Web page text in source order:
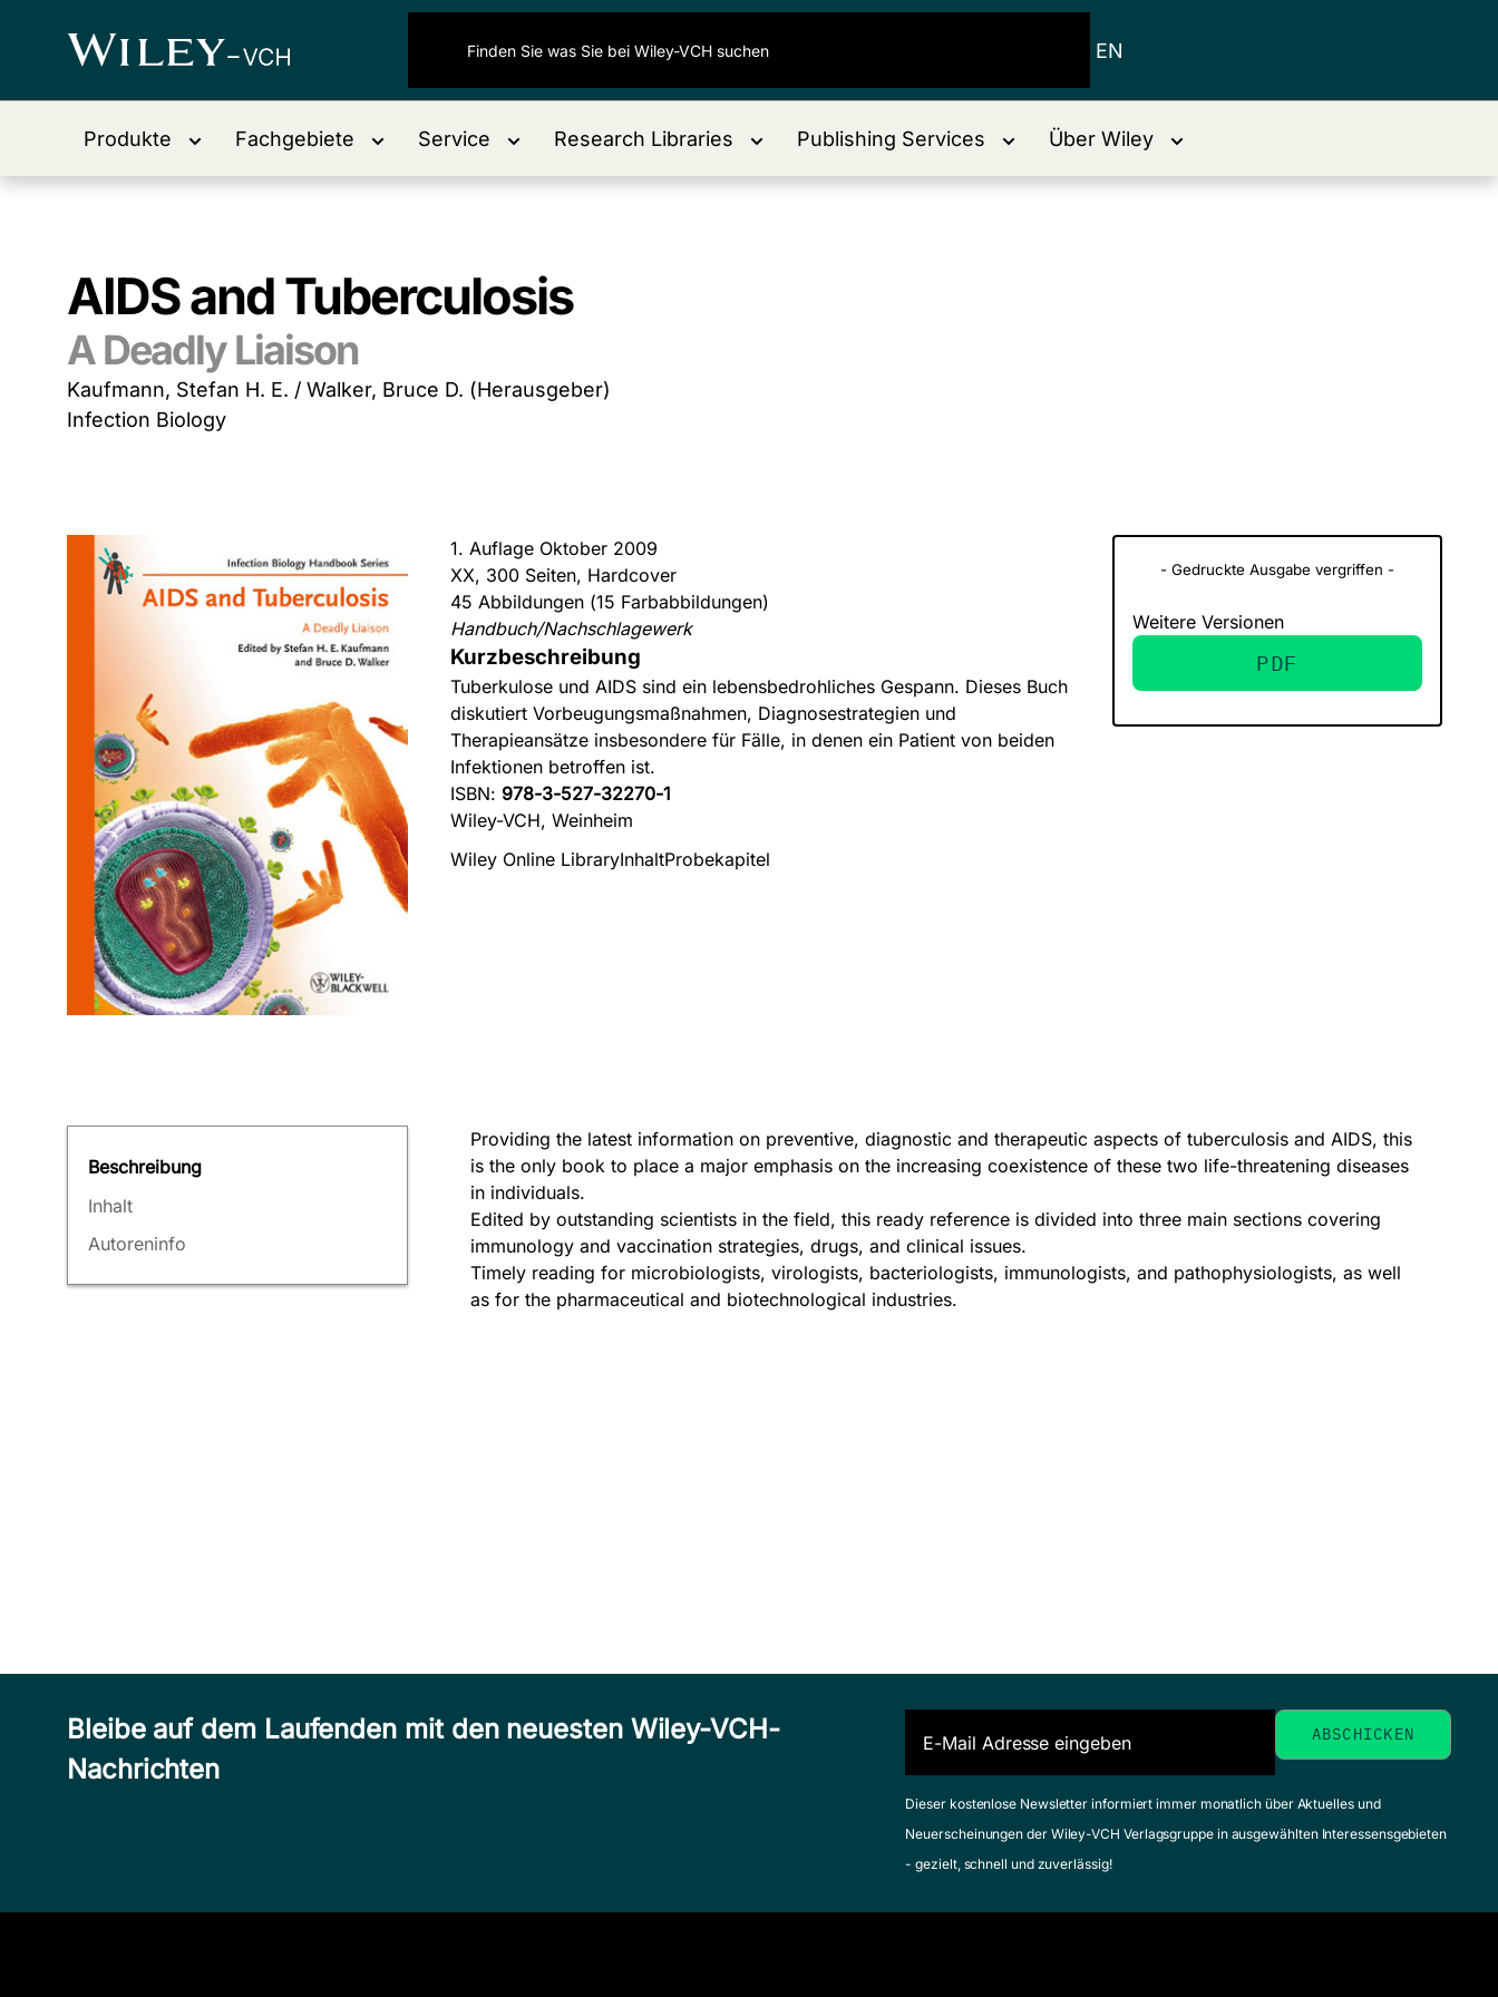
EN
Produkte Fachgebiete Service Research Libraries Publishing Services Über Wiley
AIDS and Tuberculosis
A Deadly Liaison
Kaufmann, Stefan H. E. / Walker, Bruce D. (Herausgeber)
Infection Biology
1. Auflage Oktober 2009
XX, 300 Seiten, Hardcover
45 Abbildungen (15 Farbabbildungen)
Handbuch/Nachschlagewerk
Kurzbeschreibung
Tuberkulose und AIDS sind ein lebensbedrohliches Gespann. Dieses Buch
diskutiert Vorbeugungsmaßnahmen, Diagnosestrategien und
Therapieansätze insbesondere für Fälle, in denen ein Patient von beiden
Infektionen betroffen ist.
ISBN: 978-3-527-32270-1
Wiley-VCH, Weinheim
Wiley Online LibraryInhaltProbekapitel
- Gedruckte Ausgabe vergriffen -
Weitere Versionen
PDF
Beschreibung
Inhalt
Autoreninfo
Providing the latest information on preventive, diagnostic and therapeutic aspects of tuberculosis and AIDS, this
is the only book to place a major emphasis on the increasing coexistence of these two life-threatening diseases
in individuals.
Edited by outstanding scientists in the field, this ready reference is divided into three main sections covering
immunology and vaccination strategies, drugs, and clinical issues.
Timely reading for microbiologists, virologists, bacteriologists, immunologists, and pathophysiologists, as well
as for the pharmaceutical and biotechnological industries.
Bleibe auf dem Laufenden mit den neuesten Wiley-VCH-
Nachrichten
Dieser kostenlose Newsletter informiert immer monatlich über Aktuelles und
Neuerscheinungen der Wiley-VCH Verlagsgruppe in ausgewählten Interessensgebieten
- gezielt, schnell und zuverlässig!